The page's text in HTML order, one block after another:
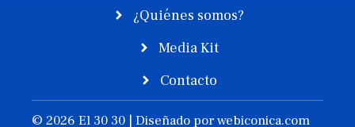
¿Quiénes somos?
Media Kit
Contacto
© 2026 El 30 30 | Diseñado porwebiconica.com